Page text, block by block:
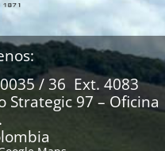
/ 36 Ext. 4083
Strategic 97 – Oficina